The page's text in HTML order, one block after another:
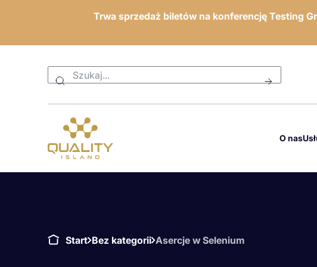
Trwa sprzedaż biletów na konferencję Testing
O nas
Start Bez kategorii Asercje w Selenium